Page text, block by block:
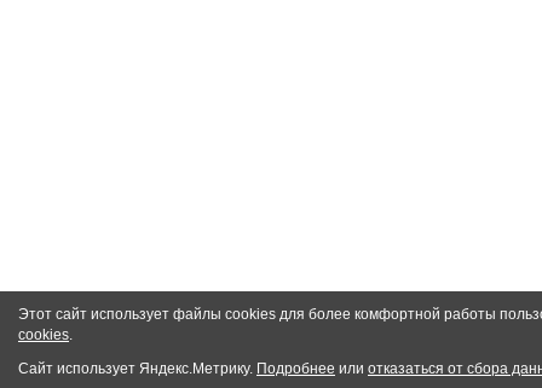
Этот сайт использует файлы cookies для более комфортной работы
cookies
Сайт использует Яндекс.Метрику. Подробнее или отказаться от сбора